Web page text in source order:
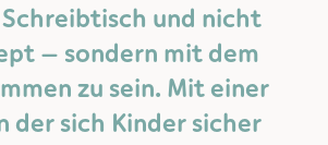
und nicht
– sondern mit dem
zu sein. Mit einer
der sich Kinder sicher